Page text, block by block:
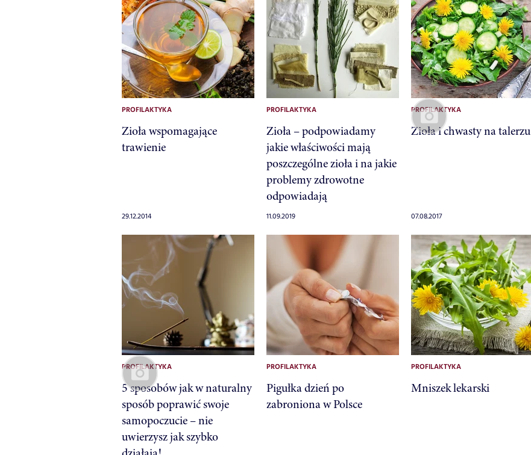
PROFILAKTYKA
Zioła wspomagające
trawienie
29.12.2014
PROFILAKTYKA
Zioła – podpowiadamy
jakie właściwości mają
poszczególne zioła i na jakie
problemy zdrowotne
odpowiadają
11.09.2019
PROFILAKTYKA
Zioła i chwasty na talerzu
07.08.2017
PROFILAKTYKA
5 sposobów jak w naturalny
sposób poprawić swoje
samopoczucie – nie
uwierzysz jak szybko
PROFILAKTYKA
Pigułka dzień po
zabroniona w Polsce
PROFILAKTYKA
Mniszek lekarski